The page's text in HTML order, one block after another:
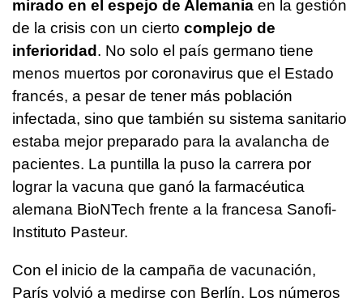
mirado en el espejo de Alemania en la gestión
de la crisis con un cierto complejo de
inferioridad. No solo el país germano tiene
menos muertos por coronavirus que el Estado
francés, a pesar de tener más población
infectada, sino que también su sistema sanitario
estaba mejor preparado para la avalancha de
pacientes. La puntilla la puso la carrera por
lograr la vacuna que ganó la farmacéutica
alemana BioNTech frente a la francesa Sanofi-
Instituto Pasteur.
Con el inicio de la campaña de vacunación,
París volvió a medirse con Berlín. Los números